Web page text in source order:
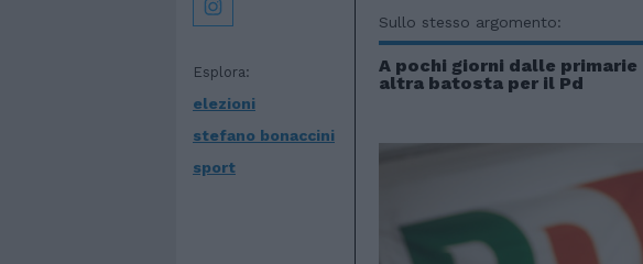
Esplora:
elezioni
stefano bonaccini
sport
Sullo stesso argomento:
A pochi giorni dalle primarie
altra batosta per il Pd